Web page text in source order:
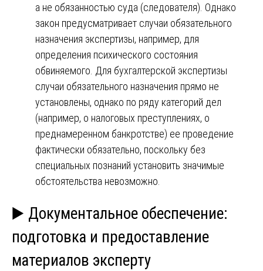
а не обязанностью суда (следователя). Однако
закон предусматривает случаи обязательного
назначения экспертизы, например, для
определения психического состояния
обвиняемого. Для бухгалтерской экспертизы
случаи обязательного назначения прямо не
установлены, однако по ряду категорий дел
(например, о налоговых преступлениях, о
преднамеренном банкротстве) ее проведение
фактически обязательно, поскольку без
специальных познаний установить значимые
обстоятельства невозможно.
▶️ Документальное обеспечение:
подготовка и предоставление
материалов эксперту